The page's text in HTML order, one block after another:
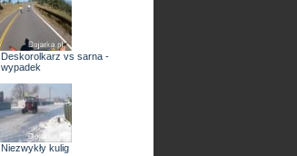
Deskorolkarz vs sarna -
wypadek
Niezwykły kulig